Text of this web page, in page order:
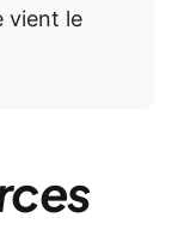
vient le